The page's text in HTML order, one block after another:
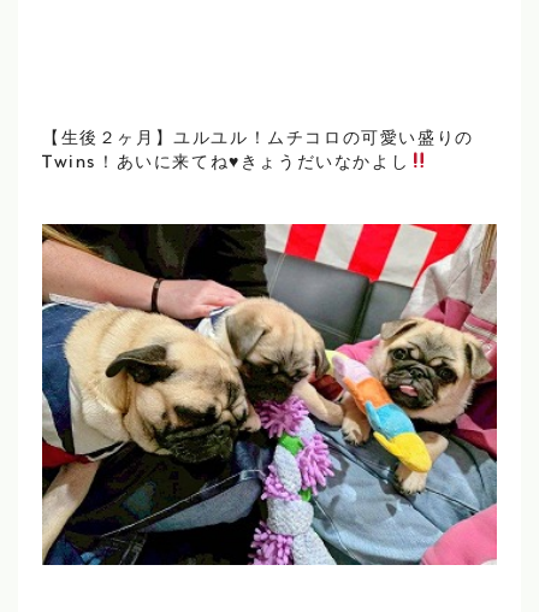
【生後２ヶ月】ユルユル！ムチコロの可愛い盛りの
Twins！あいに来てね♥ きょうだいなかよし